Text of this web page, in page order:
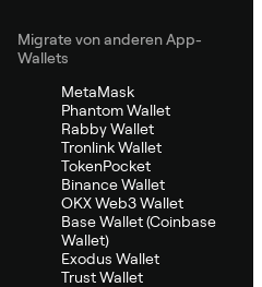
Migrate von anderen App-
Wallets
MetaMask
Phantom Wallet
Rabby Wallet
Tronlink Wallet
TokenPocket
Binance Wallet
OKX Web3 Wallet
Base Wallet (Coinbase
Wallet)
Exodus Wallet
Trust Wallet